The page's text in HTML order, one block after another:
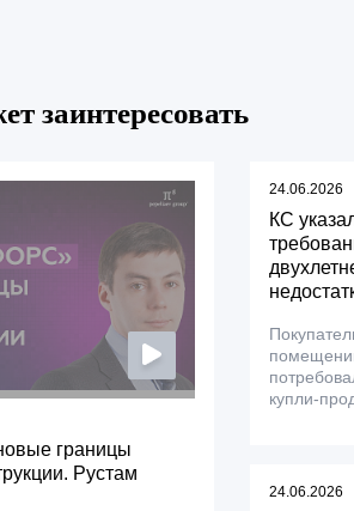
заинтересовать
границы
Рустам
24.06.2026
КС
купли-
24.06.2026